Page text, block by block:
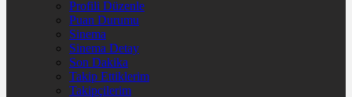
Profili Düzenle
Puan Durumu
Sinema
Sinema Detay
Son Dakika
Takip Ettiklerim
Takipçilerim